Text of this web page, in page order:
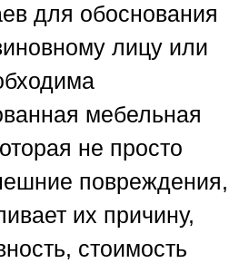
для обоснования
лицу или
мебельная
не просто
повреждения,
их причину,
стоимость